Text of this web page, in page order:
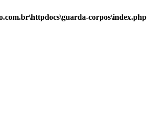
corpos\index.php